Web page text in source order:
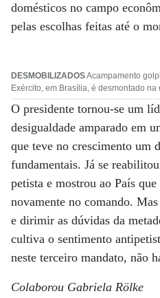
domésticos no campo
pelas escolhas feitas até o
DESMOBILIZADOSAcampamento
Exército, em Brasília, é desmontado
O presidente tornou-se um
desigualdade amparado em
que teve no crescimento um
fundamentais. Já se
petista e mostrou ao País
novamente no comando.
e dirimir as dúvidas da
cultiva o sentimento
neste terceiro mandato, não
Colaborou Gabriela Rölke